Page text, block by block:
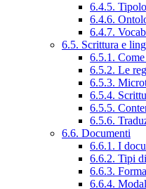
6.4.5.
6.4.6.
6.4.7.
6.5. Scrittura e
6.5.1.
6.5.2. Le
6.5.3.
6.5.4.
6.5.5.
6.5.6.
6.6. Documenti
6.6.1. I
6.6.2. Tipi
6.6.3.
6.6.4.